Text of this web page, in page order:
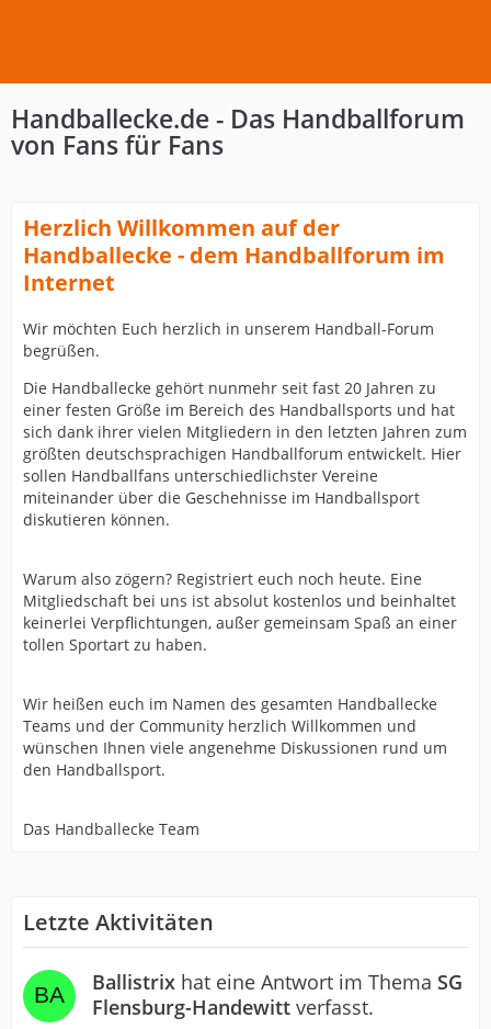
Handballecke.de - Das Handballforum
von Fans für Fans
Herzlich Willkommen auf der
Handballecke - dem Handballforum im
Internet
Wir möchten Euch herzlich in unserem Handball-Forum
begrüßen.
Die Handballecke gehört nunmehr seit fast 20 Jahren zu
einer festen Größe im Bereich des Handballsports und hat
sich dank ihrer vielen Mitgliedern in den letzten Jahren zum
größten deutschsprachigen Handballforum entwickelt. Hier
sollen Handballfans unterschiedlichster Vereine
miteinander über die Geschehnisse im Handballsport
diskutieren können.
Warum also zögern? Registriert euch noch heute. Eine
Mitgliedschaft bei uns ist absolut kostenlos und beinhaltet
keinerlei Verpflichtungen, außer gemeinsam Spaß an einer
tollen Sportart zu haben.
Wir heißen euch im Namen des gesamten Handballecke
Teams und der Community herzlich Willkommen und
wünschen Ihnen viele angenehme Diskussionen rund um
den Handballsport.
Das Handballecke Team
Letzte Aktivitäten
Ballistrix hat eine Antwort im Thema SG
Flensburg-Handewitt verfasst.